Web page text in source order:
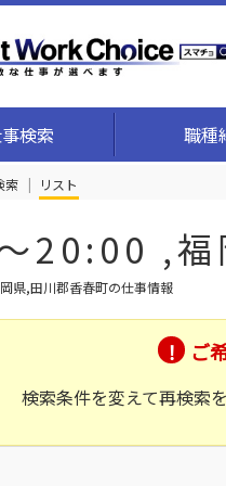
検索 職種
索 リスト
20:00 ,福
県,田川郡香春町の仕事情報
ご
検索条件を変えて再検索